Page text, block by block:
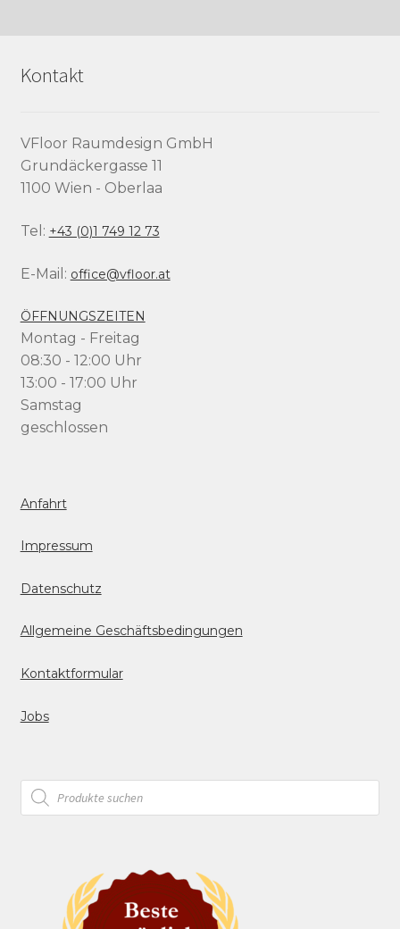
Kontakt
VFloor Raumdesign GmbH
Grundäckergasse 11
1100 Wien - Oberlaa
Tel: +43 (0)1 749 12 73
E-Mail: office@vfloor.at
ÖFFNUNGSZEITEN
Montag - Freitag
08:30 - 12:00 Uhr
13:00 - 17:00 Uhr
Samstag
geschlossen
Anfahrt
Impressum
Datenschutz
Allgemeine Geschäftsbedingungen
Kontaktformular
Jobs
Products
search